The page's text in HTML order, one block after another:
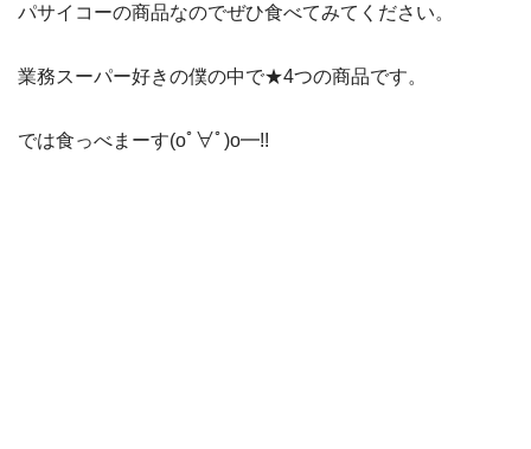
パサイコーの商品なのでぜひ食べてみてください。
業務スーパー好きの僕の中で★4つの商品です。
では食っべまーす(oﾟ∀ﾟ)o━!!